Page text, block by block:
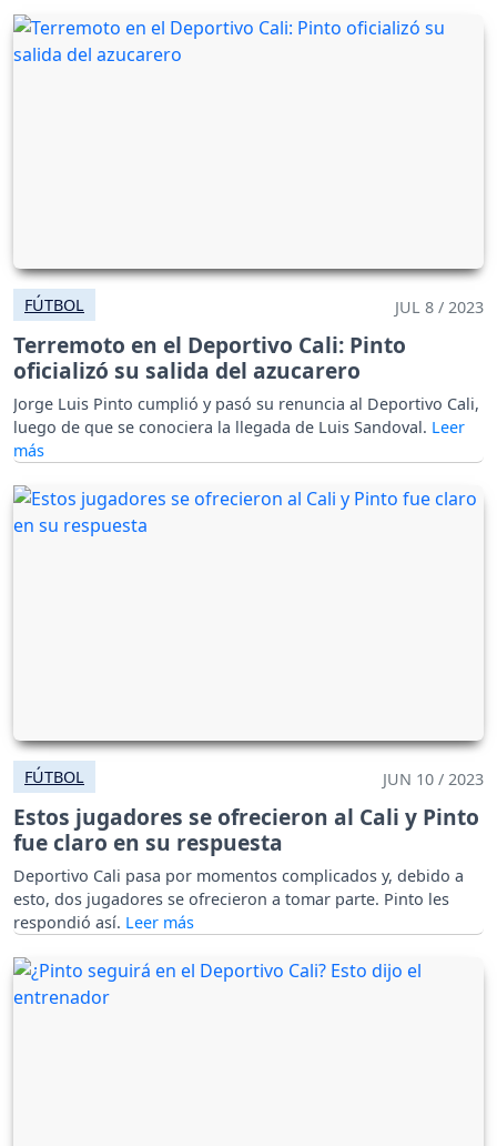
FÚTBOL JUL 8 / 2023
Terremoto en el Deportivo Cali: Pinto
oficializó su salida del azucarero
Jorge Luis Pinto cumplió y pasó su renuncia al Deportivo Cali,
luego de que se conociera la llegada de Luis Sandoval.
FÚTBOL JUN 10 / 2023
Estos jugadores se ofrecieron al Cali y Pinto
fue claro en su respuesta
Deportivo Cali pasa por momentos complicados y, debido a
esto, dos jugadores se ofrecieron a tomar parte. Pinto les
respondió así.